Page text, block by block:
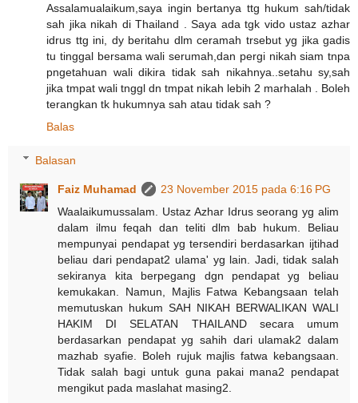
Assalamualaikum,saya ingin bertanya ttg hukum sah/tidak
sah jika nikah di Thailand . Saya ada tgk vido ustaz azhar
idrus ttg ini, dy beritahu dlm ceramah trsebut yg jika gadis
tu tinggal bersama wali serumah,dan pergi nikah siam tnpa
pngetahuan wali dikira tidak sah nikahnya..setahu sy,sah
jika tmpat wali tnggl dn tmpat nikah lebih 2 marhalah . Boleh
terangkan tk hukumnya sah atau tidak sah ?
Balas
Balasan
Faiz Muhamad
23 November 2015 pada 6:16 PG
Waalaikumussalam. Ustaz Azhar Idrus seorang yg alim
dalam ilmu feqah dan teliti dlm bab hukum. Beliau
mempunyai pendapat yg tersendiri berdasarkan ijtihad
beliau dari pendapat2 ulama' yg lain. Jadi, tidak salah
sekiranya kita berpegang dgn pendapat yg beliau
kemukakan. Namun, Majlis Fatwa Kebangsaan telah
memutuskan hukum SAH NIKAH BERWALIKAN WALI
HAKIM DI SELATAN THAILAND secara umum
berdasarkan pendapat yg sahih dari ulamak2 dalam
mazhab syafie. Boleh rujuk majlis fatwa kebangsaan.
Tidak salah bagi untuk guna pakai mana2 pendapat
mengikut pada maslahat masing2.